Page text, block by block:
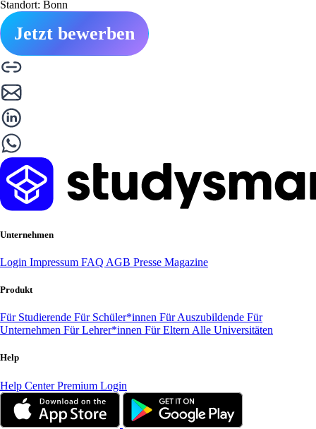
Standort: Bonn
Jetzt bewerben
Unternehmen
Login Impressum FAQ AGB Presse Magazine
Produkt
Für Studierende Für Schüler*innen Für Auszubildende Für
Unternehmen Für Lehrer*innen Für Eltern Alle Universitäten
Help
Help CenterPremium Login